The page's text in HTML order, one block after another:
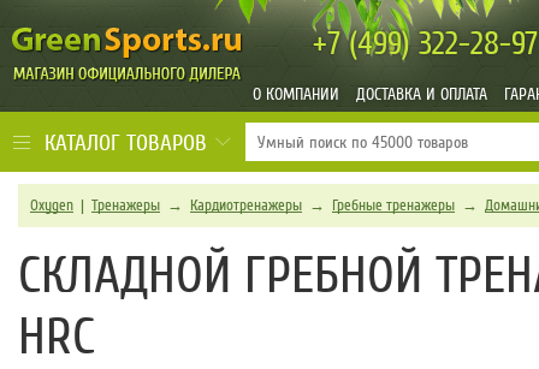
+7 (499)322-28-97
О КОМПАНИИ ДОСТАВКА И ОПЛАТА
КАТАЛОГ ТОВАРОВ
Oxygen | Тренажеры → Кардиотренажеры → Гребные тренажеры →
СКЛАДНОЙ ГРЕБНОЙ
HRC